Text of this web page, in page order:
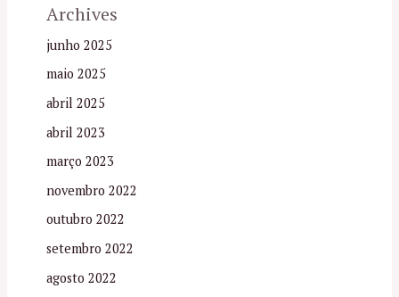
Archives
junho 2025
maio 2025
abril 2025
abril 2023
março 2023
novembro 2022
outubro 2022
setembro 2022
agosto 2022